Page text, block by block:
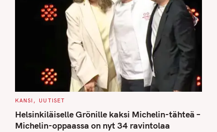
C
T
E
G
O
KANSI UUTISET
Helsinkiläiselle Grönille kaksi Michelin-tähteä –
Michelin-oppaassa on nyt 34 ravintolaa